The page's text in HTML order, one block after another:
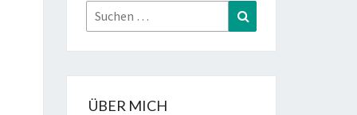
Suchen
nach:
ÜBER MICH